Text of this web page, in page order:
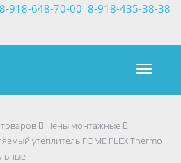
8-918-435-38-38
8-918-648-70-00
Пены монтажные
утеплитель FOME FLEX Thermo